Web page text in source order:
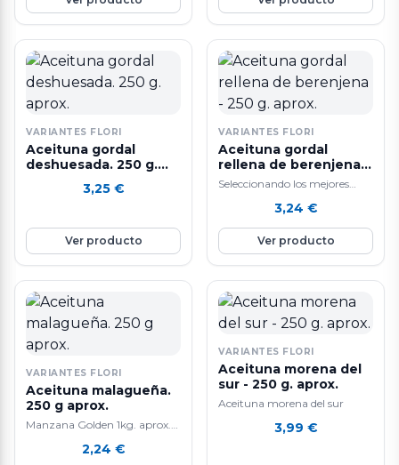
VARIANTES FLORI
Aceituna gordal
deshuesada. 250 g.
3,25 €
Ver producto
VARIANTES FLORI
Aceituna gordal
rellena de berenjena -
250 g. aprox.
Seleccionando los mejores
sistema de elaboración diaria
que hacen que nuestras…
3,24 €
Ver producto
VARIANTES FLORI
Aceituna malagueña.
250 g aprox.
Manzana Golden 1kg. aprox.
fruta nutritiva e hidratante ya
2,24 €
VARIANTES FLORI
Aceituna morena del
sur - 250 g. aprox.
Aceituna morena del sur
3,99 €